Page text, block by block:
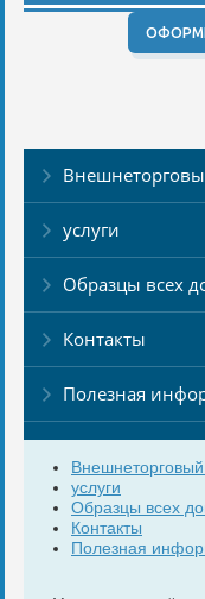
услуги
Образцы всех
Контакты
Полезная
Внешнеторговый
услуги
Образцы всех
Контакты
Полезная